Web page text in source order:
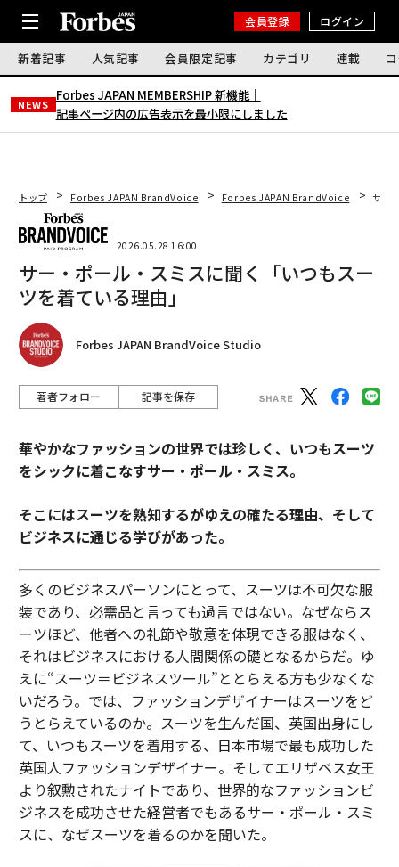
会員登録 ログイン
新着記事 人気記事 会員限定記事 カテゴリ 連載
NEWS
Forbes JAPAN MEMBERSHIP 新機能｜
記事ページ内の広告表示を最小限にしました
トップ Forbes JAPAN BrandVoice Forbes JAPAN BrandVoice サー
2026.05.28 16:00
サー・ポール・スミスに聞く「いつもスー
ツを着ている理由」
Forbes JAPAN BrandVoice Studio
著者フォロー 記事を保存
華やかなファッションの世界では珍しく、いつもスーツ
をシックに着こなすサー・ポール・スミス。
そこにはスーツを熟知するがゆえの確たる理由、そして
ビジネスに通じる学びがあった。
多くのビジネスパーソンにとって、スーツは不可欠な服
装であり、必需品と言っても過言ではない。なぜならス
ーツほど、他者への礼節や敬意を体現できる服はなく、
それはビジネスにおける人間関係の礎となるからだ。ゆ
えに“スーツ＝ビジネスツール”ととらえる方も少なくな
いだろう。では、ファッションデザイナーはスーツをど
うとらえているのか。スーツを生んだ国、英国出身にし
て、いつもスーツを着用する、日本市場で最も成功した
英国人ファッションデザイナー。そしてエリザベス女王
より叙勲されたナイトであり、世界的なファッションビ
ジネスを成功させた経営者でもあるサー・ポール・スミ
スに、なぜスーツを着るのかを聞いた。